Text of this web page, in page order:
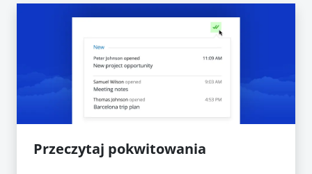
Przeczytaj pokwitowania